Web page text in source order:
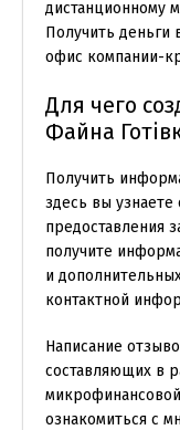
дистанционному
Получить
офис компании-
Для чего
Файна
Получить
здесь вы узнаете
предоставления
получите
и
контактной
Написание
составляющих в
ознакомиться с